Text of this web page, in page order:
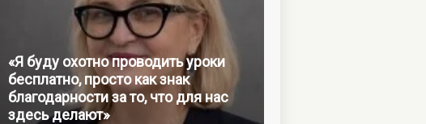
«Я буду охотно проводить уроки
бесплатно, просто как знак
благодарности за то, что для нас
здесь делают»